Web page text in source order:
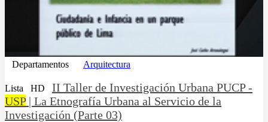
Departamentos Arquitectura
Lista HD
II Taller de Investigación Urbana PUCP -
USP| La Etnografía Urbana al Servicio de la
Investigación (Parte 03)